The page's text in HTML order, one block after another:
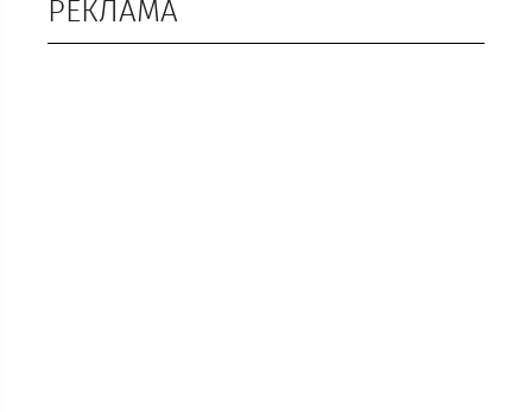
РЕКЛАМА